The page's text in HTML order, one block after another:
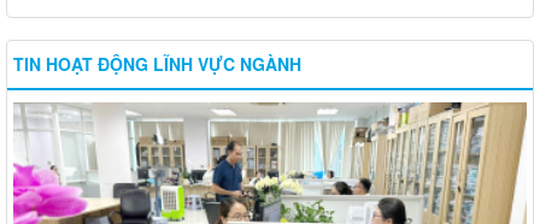
TIN HOẠT ĐỘNG LĨNH VỰC NGÀNH